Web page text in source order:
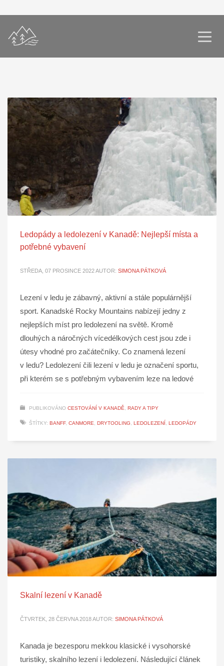
Ledopády a ledolezení v Kanadě: Nejlepší místa a
potřebné vybavení
STŘEDA, 07 PROSINCE 2022AUTOR: SIMONA PÁTKOVÁ
Lezení v ledu je zábavný, aktivní a stále populárnější
sport. Kanadské Rocky Mountains nabízejí jedny z
nejlepších míst pro ledolezení na světě. Kromě
dlouhých a náročných vícedélkových cest jsou zde i
útesy vhodné pro začátečníky. Co znamená lezení
v ledu? Ledolezení čili lezení v ledu je označení sportu,
při kterém se s potřebným vybavením leze na ledové
PUBLIKOVÁNO CESTOVÁNÍ V KANADĚ, RADY A TIPY
ŠTÍTKY: BANFF, CANMORE, DRYTOOLING, LEDOLEZENÍ, LEDOPÁDY
Skalní lezení v Kanadě
ČTVRTEK, 28 ČERVNA 2018AUTOR: SIMONA PÁTKOVÁ
Kanada je bezesporu mekkou klasické i vysohorské
turistiky, skalního lezení i ledolezení. Následující článek